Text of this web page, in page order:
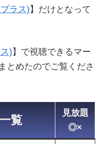
ラス) 】だけとなって
) 】で視聴できるマー
とめたのでご覧くださ
覧
見放題
◎×